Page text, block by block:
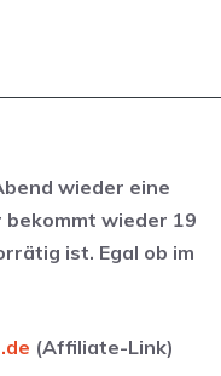
wieder eine
wieder 19
ist. Egal ob im
(Affiliate-Link)